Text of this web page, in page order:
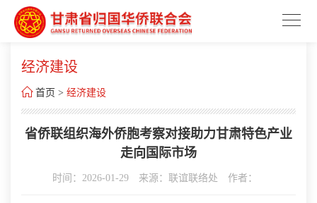
经济建设
 首页 > 经济建设
省侨联组织海外侨胞考察对接助力甘肃特色产业
走向国际市场
时间：2026-01-29 来源：联谊联络处 作者：